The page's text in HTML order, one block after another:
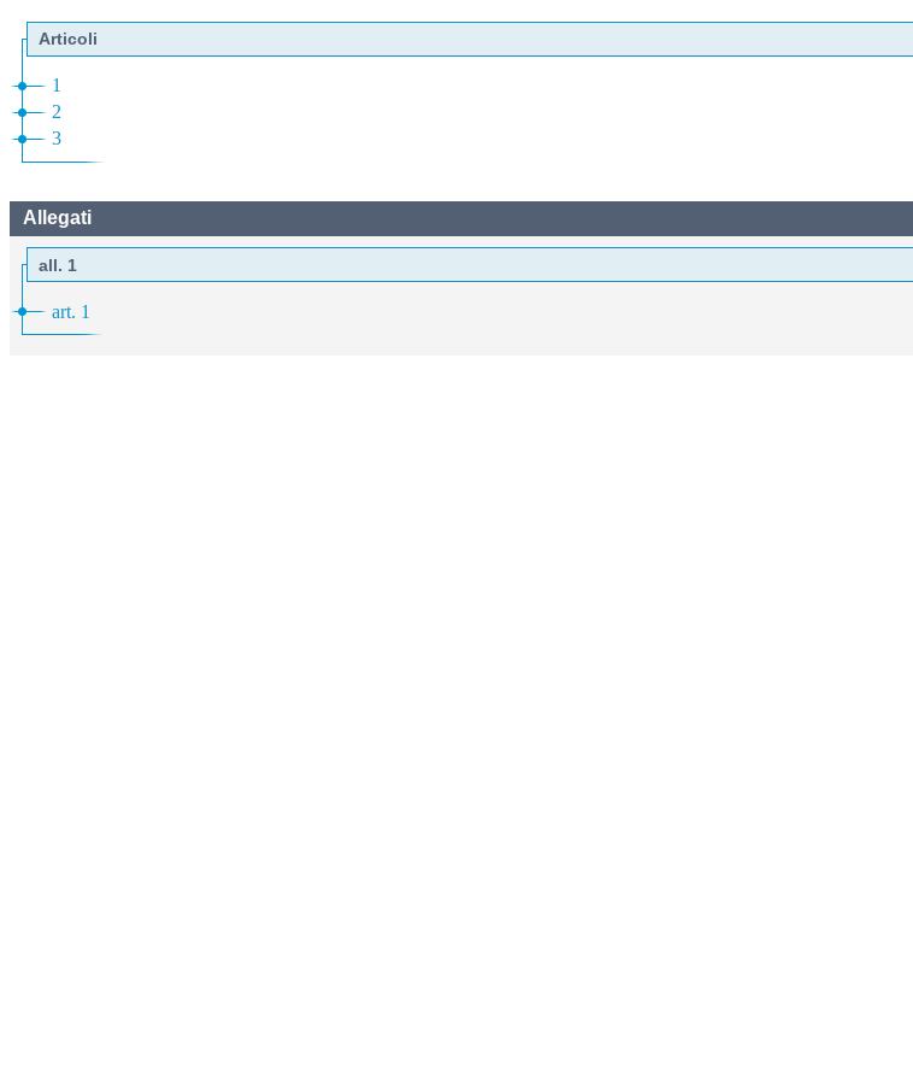
Articoli
1
2
3
Allegati
all. 1
art. 1